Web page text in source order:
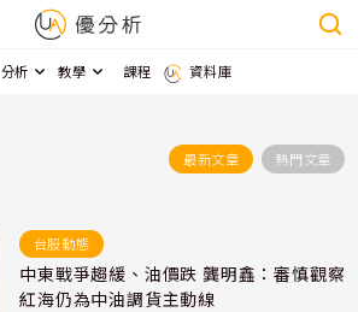
分析 教學 課程 資料庫
最新文章 熱門文章
台股動態
中東戰爭趨緩、油價跌 龔明鑫：審慎觀察
紅海仍為中油調貨主動線